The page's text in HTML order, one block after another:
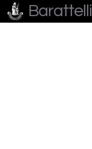
Barattelli